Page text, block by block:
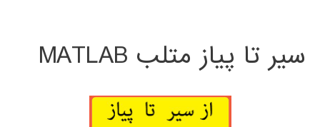
سیر تا پیاز متلب MATLAB